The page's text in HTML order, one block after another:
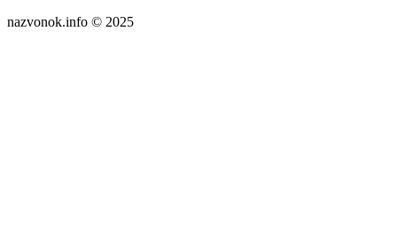
nazvonok.info © 2025